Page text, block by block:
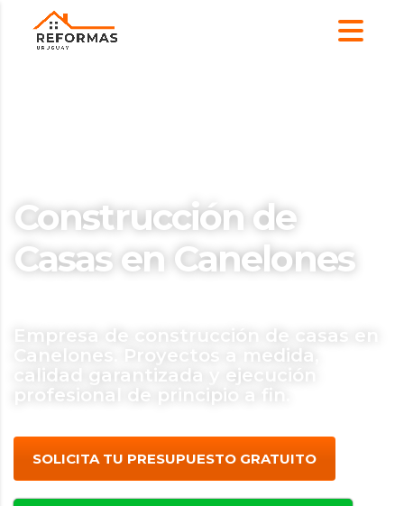
Construcción de
Casas en Canelones
Empresa de construcción de casas en
Canelones. Proyectos a medida,
calidad garantizada y ejecución
profesional de principio a fin.
SOLICITA TU PRESUPUESTO GRATUITO